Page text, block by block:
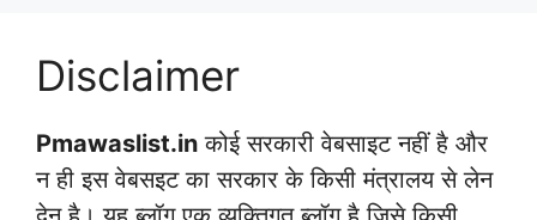
Disclaimer
Pmawaslist.in कोई सरकारी वेबसाइट नहीं है और
न ही इस वेबसइट का सरकार के किसी मंत्रालय से लेन